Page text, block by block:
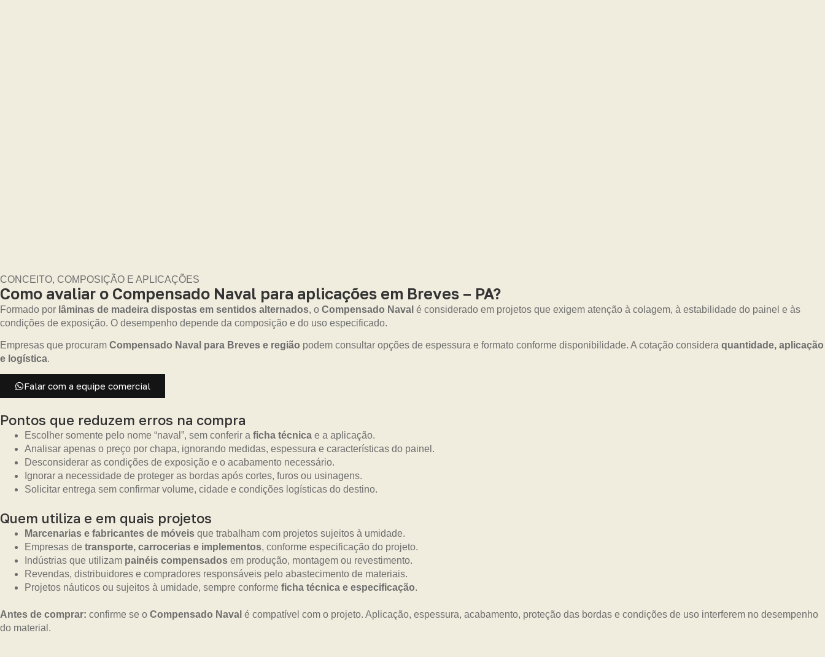
CONCEITO, COMPOSIÇÃO E APLICAÇÕES
Como avaliar o Compensado Naval para aplicações em Breves – PA?
Formado por lâminas de madeira dispostas em sentidos alternados, o Compensado Naval é considerado em projetos que exigem atenção à colagem, à estabilidade do painel e às
condições de exposição. O desempenho depende da composição e do uso especificado.
Empresas que procuram Compensado Naval para Breves e região podem consultar opções de espessura e formato conforme disponibilidade. A cotação considera quantidade, aplicação
e logística.
Falar com a equipe comercial
Pontos que reduzem erros na compra
Escolher somente pelo nome “naval”, sem conferir a ficha técnica e a aplicação.
Analisar apenas o preço por chapa, ignorando medidas, espessura e características do painel.
Desconsiderar as condições de exposição e o acabamento necessário.
Ignorar a necessidade de proteger as bordas após cortes, furos ou usinagens.
Solicitar entrega sem confirmar volume, cidade e condições logísticas do destino.
Quem utiliza e em quais projetos
Marcenarias e fabricantes de móveis que trabalham com projetos sujeitos à umidade.
Empresas de transporte, carrocerias e implementos, conforme especificação do projeto.
Indústrias que utilizam painéis compensados em produção, montagem ou revestimento.
Revendas, distribuidores e compradores responsáveis pelo abastecimento de materiais.
Projetos náuticos ou sujeitos à umidade, sempre conforme ficha técnica e especificação.
Antes de comprar: confirme se o Compensado Naval é compatível com o projeto. Aplicação, espessura, acabamento, proteção das bordas e condições de uso interferem no desempenho
do material.